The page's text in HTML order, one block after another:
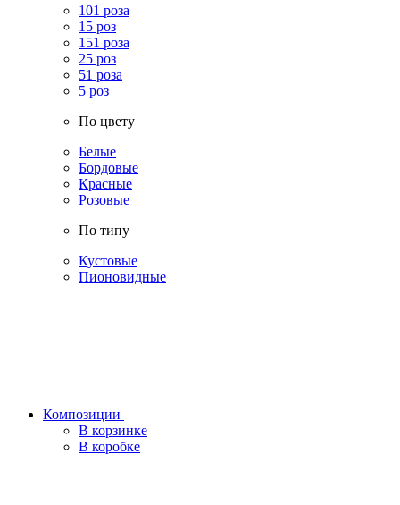
101 роза
15 роз
151 роза
25 роз
51 роза
5 роз
По цвету
Белые
Бордовые
Красные
Розовые
По типу
Кустовые
Пионовидные
Композиции
В корзинке
В коробке